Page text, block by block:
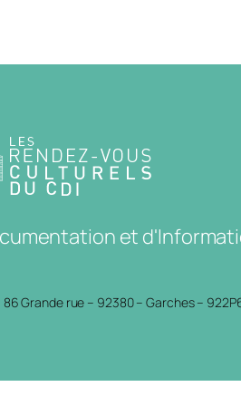
et
86 Grande rue – 92380 – Garches –